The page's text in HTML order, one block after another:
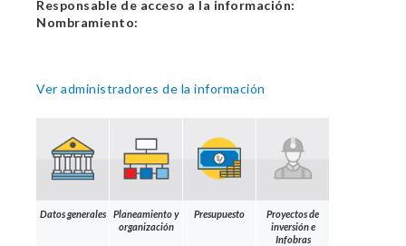
Responsable de acceso a la información:
Nombramiento:
Ver administradores de la información
Datos generales
Planeamiento y
organización
Presupuesto
Proyectos de
inversión e
Infobras